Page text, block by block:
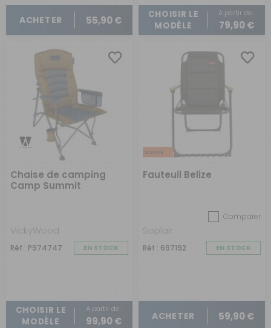
ACHETER 55,90 €
CHOISIR LE
MODÈLE
A partir de :
79,90 €
Chaise de camping
Camp Summit
VickyWood
Réf : P974747 EN STOCK
CHOISIR LE
MODÈLE
A partir de :
99,90 €
Fauteuil Belize
Comparer
Soplair
Réf : 697192 EN STOCK
ACHETER 59,90 €